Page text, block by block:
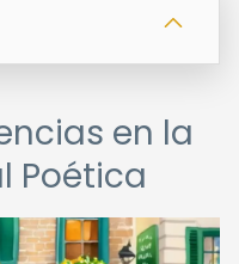
en la
Poética